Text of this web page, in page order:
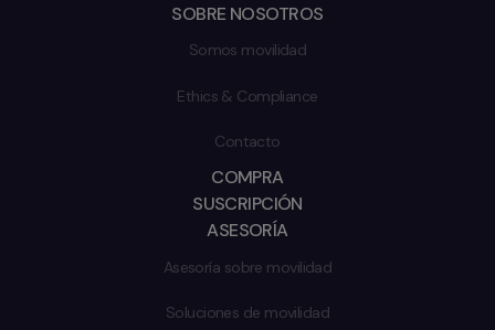
SOBRE NOSOTROS
Somos movilidad
Ethics & Compliance
Contacto
COMPRA
SUSCRIPCIÓN
ASESORÍA
Asesoría sobre movilidad
Soluciones de movilidad